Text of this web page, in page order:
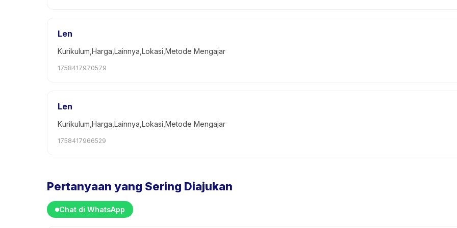
Len
Kurikulum,Harga,Lainnya,Lokasi,Metode Mengajar
1758417970579
Len
Kurikulum,Harga,Lainnya,Lokasi,Metode Mengajar
1758417966529
Pertanyaan yang Sering Diajukan
Chat di WhatsApp